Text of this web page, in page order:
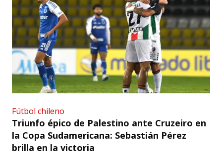
Fútbol chileno
Triunfo épico de Palestino ante Cruzeiro en
la Copa Sudamericana: Sebastián Pérez
brilla en la victoria